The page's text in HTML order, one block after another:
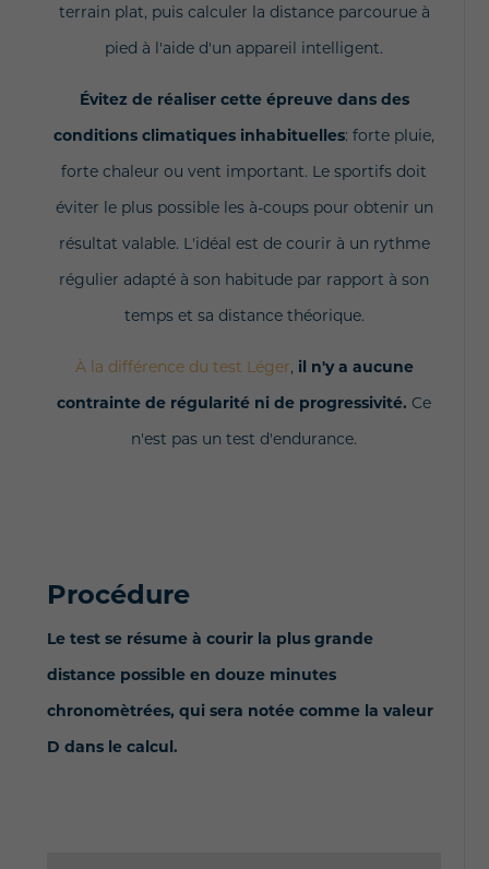
terrain plat, puis calculer la distance parcourue à
pied à l'aide d'un appareil intelligent.
Évitez de réaliser cette épreuve dans des
conditions climatiques inhabituelles: forte pluie,
forte chaleur ou vent important. Le sportifs doit
éviter le plus possible les à-coups pour obtenir un
résultat valable. L'idéal est de courir à un rythme
régulier adapté à son habitude par rapport à son
temps et sa distance théorique.
À la différence du test Léger, il n'y a aucune
contrainte de régularité ni de progressivité. Ce
n'est pas un test d'endurance.
Procédure
Le test se résume à courir la plus grande
distance possible en douze minutes
chronomètrées, qui sera notée comme la valeur
D dans le calcul.